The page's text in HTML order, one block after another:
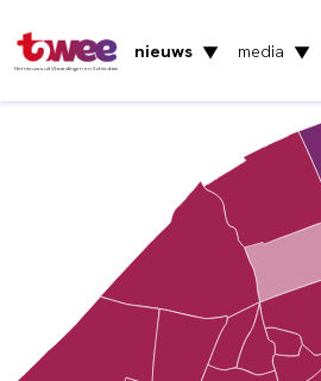
Het nieuws uit Vlaardingen en Schiedam
nieuws ▼ media ▼